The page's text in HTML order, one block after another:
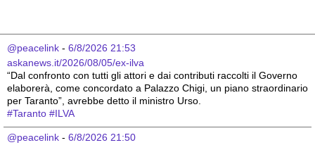
@peacelink - 6/8/2026 21:53
askanews.it/2026/08/05/ex-ilva
“Dal confronto con tutti gli attori e dai contributi raccolti il Governo
elaborerà, come concordato a Palazzo Chigi, un piano straordinario
per Taranto”, avrebbe detto il ministro Urso.
#Taranto #ILVA
@peacelink - 6/8/2026 21:50